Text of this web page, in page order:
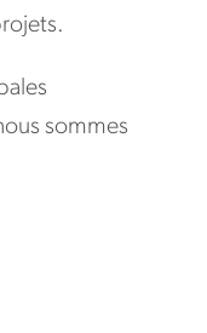
sommes